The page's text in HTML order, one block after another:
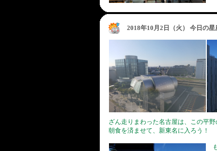
2018年10月2日（火） 今日の
ざん走りまわった名古屋は、この平
朝食を済ませて、新東名に入ろう！